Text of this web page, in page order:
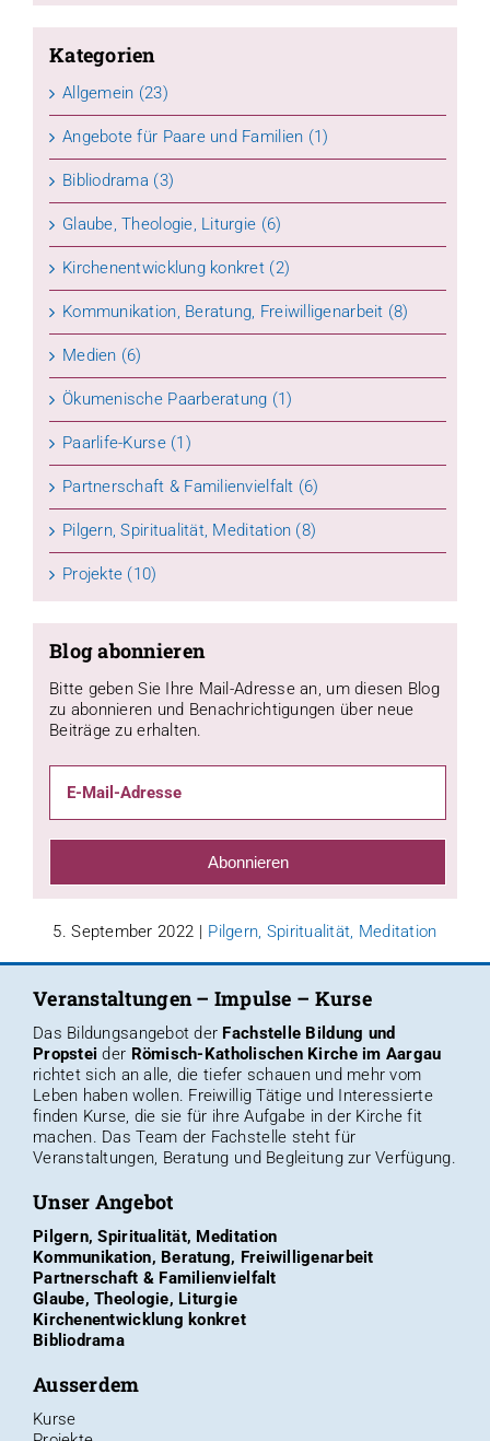
Kategorien
Allgemein (23)
Angebote für Paare und Familien (1)
Bibliodrama (3)
Glaube, Theologie, Liturgie (6)
Kirchenentwicklung konkret (2)
Kommunikation, Beratung, Freiwilligenarbeit (8)
Medien (6)
Ökumenische Paarberatung (1)
Paarlife-Kurse (1)
Partnerschaft & Familienvielfalt (6)
Pilgern, Spiritualität, Meditation (8)
Projekte (10)
Blog abonnieren
Bitte geben Sie Ihre Mail-Adresse an, um diesen Blog
zu abonnieren und Benachrichtigungen über neue
Beiträge zu erhalten.
Adresse
Abonnieren
5. September 2022 | Pilgern, Spiritualität, Meditation
Veranstaltungen – Impulse – Kurse
Das Bildungsangebot der Fachstelle Bildung und
Propstei der Römisch-Katholischen Kirche im Aargau
richtet sich an alle, die tiefer schauen und mehr vom
Leben haben wollen. Freiwillig Tätige und Interessierte
finden Kurse, die sie für ihre Aufgabe in der Kirche fit
machen. DasTeam der Fachstelle steht für
Veranstaltungen, Beratung und Begleitung zur Verfügung.
Unser Angebot
Pilgern, Spiritualität, Meditation
Kommunikation, Beratung, Freiwilligenarbeit
Partnerschaft & Familienvielfalt
Glaube, Theologie, Liturgie
Kirchenentwicklung konkret
Bibliodrama
Ausserdem
Kurse